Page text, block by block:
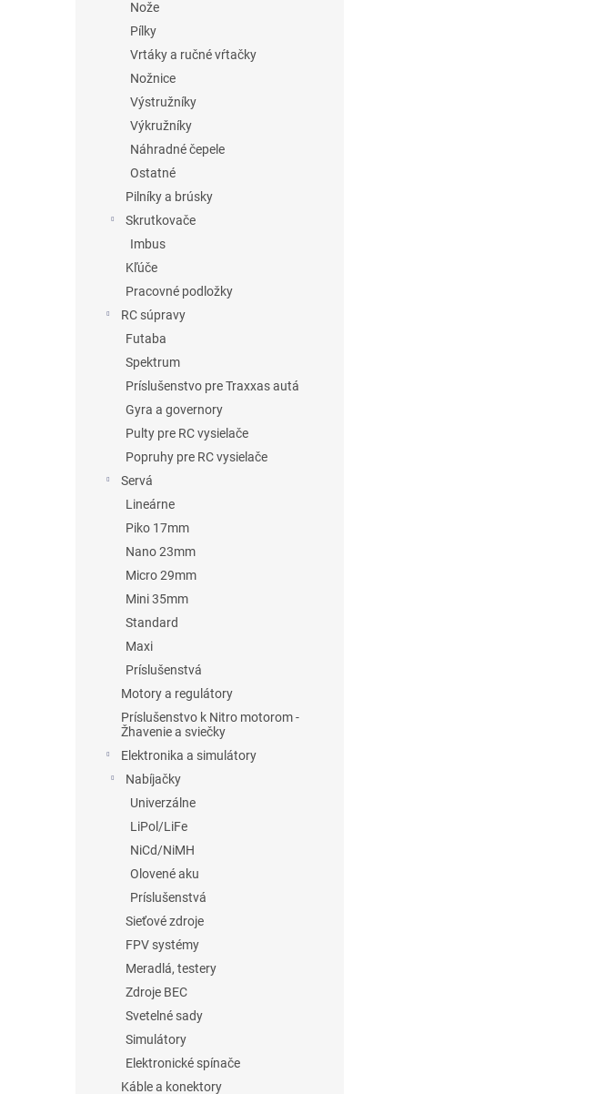
Nože
Pílky
Vrtáky a ručné vŕtačky
Nožnice
Výstružníky
Výkružníky
Náhradné čepele
Ostatné
Pilníky a brúsky
Skrutkovače
Imbus
Kľúče
Pracovné podložky
RC súpravy
Futaba
Spektrum
Príslušenstvo pre Traxxas autá
Gyra a governory
Pulty pre RC vysielače
Popruhy pre RC vysielače
Servá
Lineárne
Piko 17mm
Nano 23mm
Micro 29mm
Mini 35mm
Standard
Maxi
Príslušenstvá
Motory a regulátory
Príslušenstvo k Nitro motorom -
Žhavenie a sviečky
Elektronika a simulátory
Nabíjačky
Univerzálne
LiPol/LiFe
NiCd/NiMH
Olovené aku
Príslušenstvá
Sieťové zdroje
FPV systémy
Meradlá, testery
Zdroje BEC
Svetelné sady
Simulátory
Elektronické spínače
Káble a konektory